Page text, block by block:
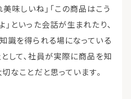
美味しいね」「この商品はこう
といった会話が生まれたり、
識を得られる場になっている
して、社員が実際に商品を知
なことだと思っています。